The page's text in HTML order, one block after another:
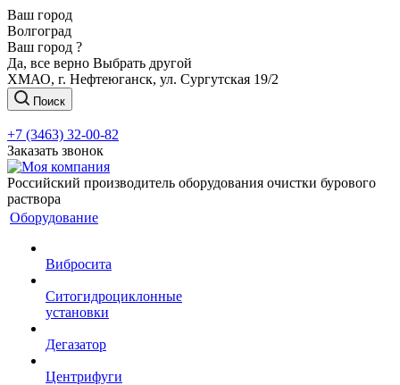
Ваш город
Волгоград
Ваш город ?
Да, все верно Выбрать другой
ХМАО, г. Нефтеюганск, ул. Сургутская 19/2
Поиск
+7 (3463) 32-00-82
Заказать звонок
Российский производитель оборудования очистки бурового
раствора
Оборудование
Вибросита
Ситогидроциклонные
установки
Дегазатор
Центрифуги